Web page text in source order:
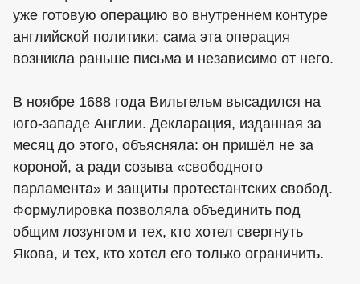
уже готовую операцию во внутреннем контуре
английской политики: сама эта операция
возникла раньше письма и независимо от него.
В ноябре 1688 года Вильгельм высадился на
юго-западе Англии. Декларация, изданная за
месяц до этого, объясняла: он пришёл не за
короной, а ради созыва «свободного
парламента» и защиты протестантских свобод.
Формулировка позволяла объединить под
общим лозунгом и тех, кто хотел свергнуть
Якова, и тех, кто хотел его только ограничить.